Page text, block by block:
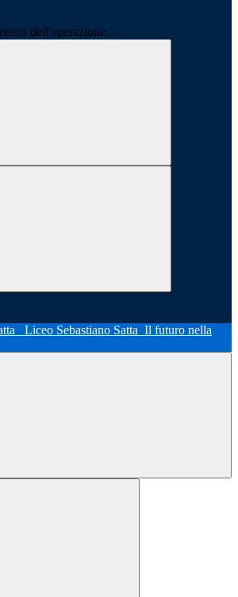
dell'operazione...
Liceo Sebastiano Satta Il futuro nella